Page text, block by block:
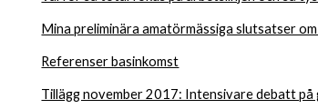
Mina preliminära amatörmässiga slutsatser
Referenser basinkomst
Tillägg november 2017: Intensivare debatt på